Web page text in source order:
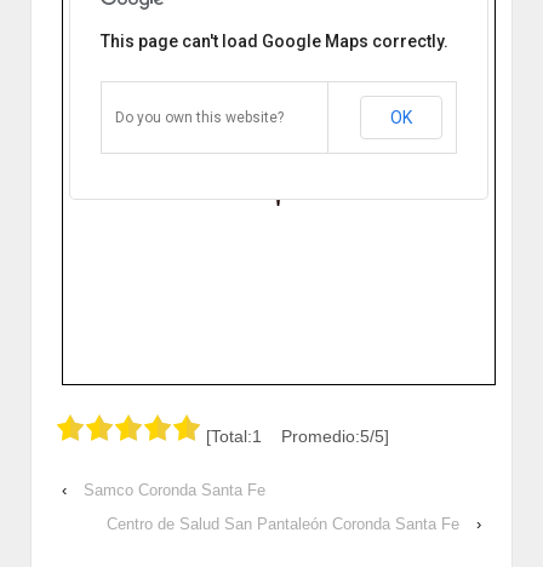
Barrio Basualdo
RN 11 - km 419 Coronda Santa Fe,
Argentina
This page can't load Google Maps correctly.
Do you own this website? OK
[Total:1 Promedio:5/5]
‹
Samco Coronda Santa Fe
Centro de Salud San Pantaleón Coronda Santa Fe
›